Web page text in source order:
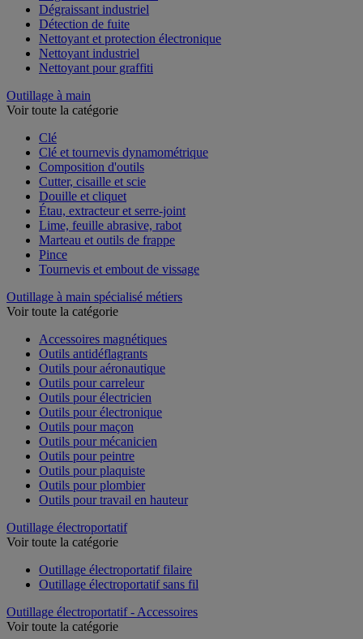
Dégraissant industriel
Détection de fuite
Nettoyant et protection électronique
Nettoyant industriel
Nettoyant pour graffiti
Outillage à main
Voir toute la catégorie
Clé
Clé et tournevis dynamométrique
Composition d'outils
Cutter, cisaille et scie
Douille et cliquet
Étau, extracteur et serre-joint
Lime, feuille abrasive, rabot
Marteau et outils de frappe
Pince
Tournevis et embout de vissage
Outillage à main spécialisé métiers
Voir toute la catégorie
Accessoires magnétiques
Outils antidéflagrants
Outils pour aéronautique
Outils pour carreleur
Outils pour électricien
Outils pour électronique
Outils pour maçon
Outils pour mécanicien
Outils pour peintre
Outils pour plaquiste
Outils pour plombier
Outils pour travail en hauteur
Outillage électroportatif
Voir toute la catégorie
Outillage électroportatif filaire
Outillage électroportatif sans fil
Outillage électroportatif - Accessoires
Voir toute la catégorie